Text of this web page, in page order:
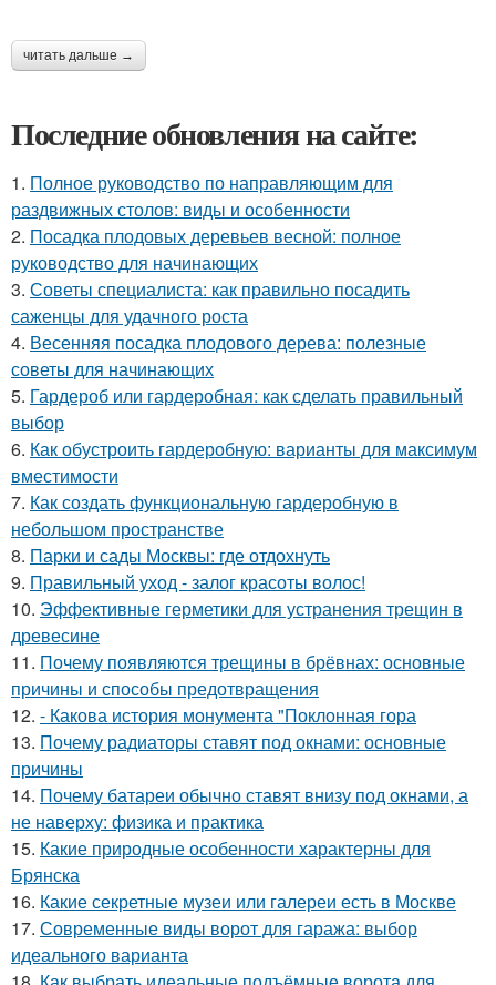
читать дальше →
Последние обновления на сайте:
1. Полное руководство по направляющим для
раздвижных столов: виды и особенности
2. Посадка плодовых деревьев весной: полное
руководство для начинающих
3. Советы специалиста: как правильно посадить
саженцы для удачного роста
4. Весенняя посадка плодового дерева: полезные
советы для начинающих
5. Гардероб или гардеробная: как сделать правильный
выбор
6. Как обустроить гардеробную: варианты для максимум
вместимости
7. Как создать функциональную гардеробную в
небольшом пространстве
8. Парки и сады Москвы: где отдохнуть
9. Правильный уход - залог красоты волос!
10. Эффективные герметики для устранения трещин в
древесине
11. Почему появляются трещины в брёвнах: основные
причины и способы предотвращения
12. - Какова история монумента "Поклонная гора
13. Почему радиаторы ставят под окнами: основные
причины
14. Почему батареи обычно ставят внизу под окнами, а
не наверху: физика и практика
15. Какие природные особенности характерны для
Брянска
16. Какие секретные музеи или галереи есть в Москве
17. Современные виды ворот для гаража: выбор
идеального варианта